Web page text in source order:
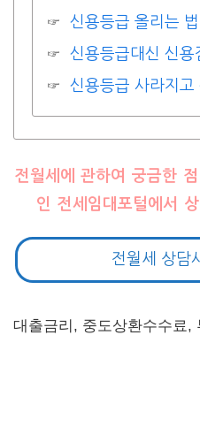
신용등급 올리는 법
신용등급대신 신용
신용등급 사라지
전월세에 관하여 궁금한
인 전세임대포털에서
전월세 상담
대출금리, 중도상환수수료,